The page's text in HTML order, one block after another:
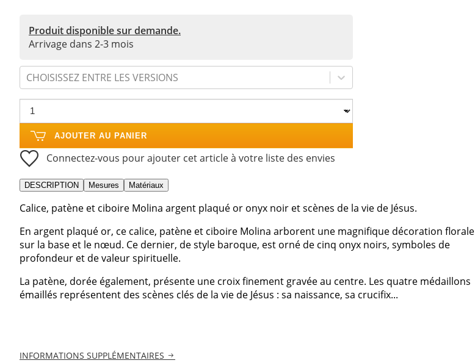
Produit disponible sur demande.
Arrivage dans 2-3 mois
CHOISISSEZ ENTRE LES VERSIONS
AJOUTER AU PANIER
Connectez-vous pour ajouter cet article à votre liste des envies
DESCRIPTION Mesures Matériaux
Calice, patène et ciboire Molina argent plaqué or onyx noir et scènes de la vie de Jésus.
En argent plaqué or, ce calice, patène et ciboire Molina arborent une magnifique décoration florale
sur la base et le nœud. Ce dernier, de style baroque, est orné de cinq onyx noirs, symboles de
profondeur et de valeur spirituelle.
La patène, dorée également, présente une croix finement gravée au centre. Les quatre médaillons
émaillés représentent des scènes clés de la vie de Jésus : sa naissance, sa crucifix...
INFORMATIONS SUPPLÉMENTAIRES